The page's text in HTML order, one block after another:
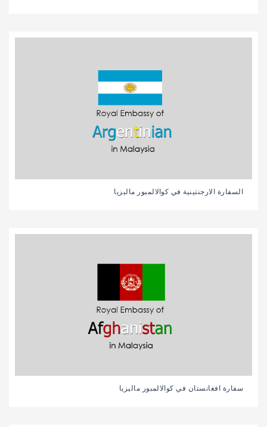
السفارة الارجنتينية في كوالالمبور ماليزيا
سفارة افغانستان في كوالالمبور ماليزيا